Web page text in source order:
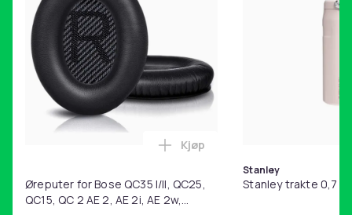
Øreputer for Bose QC35 I/II, QC25,
QC15, QC 2 AE 2, AE 2i, AE 2w,
Legg Øreputer for Bose QC35
Kjøp
Stanley
Stanley trakte 0,7 l,